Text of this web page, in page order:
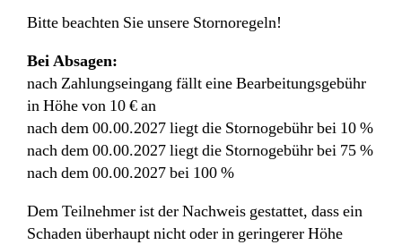
Bitte beachten Sie unsere Stornoregeln!
Bei Absagen:
nach Zahlungseingang fällt eine Bearbeitungsgebühr
in Höhe von 10 € an
nach dem 00.00.2027 liegt die Stornogebühr bei 10 %
nach dem 00.00.2027 liegt die Stornogebühr bei 75 %
nach dem 00.00.2027 bei 100 %
Dem Teilnehmer ist der Nachweis gestattet, dass ein
Schaden überhaupt nicht oder in geringerer Höhe